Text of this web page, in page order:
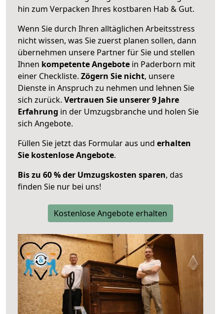
hin zum Verpacken Ihres kostbaren Hab & Gut.
Wenn Sie durch Ihren alltäglichen Arbeitsstress
nicht wissen, was Sie zuerst planen sollen, dann
übernehmen unsere Partner für Sie und stellen
Ihnen kompetente Angebote in Paderborn mit
einer Checkliste. Zögern Sie nicht, unsere
Dienste in Anspruch zu nehmen und lehnen Sie
sich zurück. Vertrauen Sie unserer 9 Jahre
Erfahrung in der Umzugsbranche und holen Sie
sich Angebote.
Füllen Sie jetzt das Formular aus und erhalten
Sie kostenlose Angebote.
Bis zu 60 % der Umzugskosten sparen, das
finden Sie nur bei uns!
Kostenlose Angebote erhalten